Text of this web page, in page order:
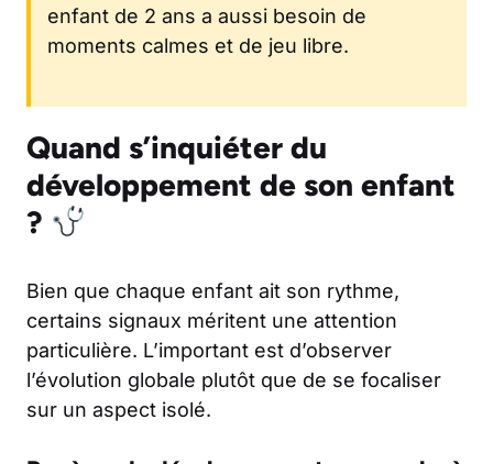
enfant de 2 ans a aussi besoin de
moments calmes et de jeu libre.
Quand s’inquiéter du
développement de son enfant
?
Bien que chaque enfant ait son rythme,
certains signaux méritent une attention
particulière. L’important est d’observer
l’évolution globale plutôt que de se focaliser
sur un aspect isolé.